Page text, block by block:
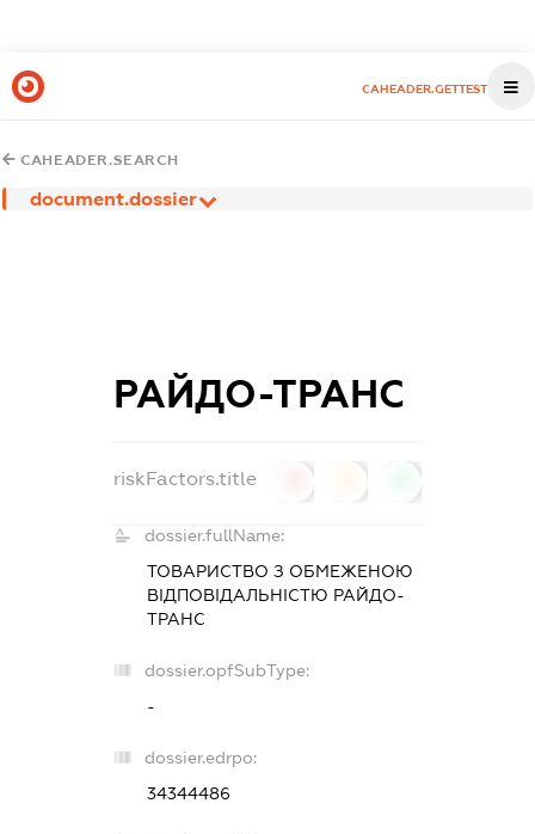
CAHEADER.GETTEST
CAHEADER.SEARCH
document.dossier
РАЙДО-ТРАНС
riskFactors.title
dossier.fullName:
ТОВАРИСТВО З ОБМЕЖЕНОЮ
ВІДПОВІДАЛЬНІСТЮ РАЙДО-
ТРАНС
dossier.opfSubType:
-
dossier.edrpo:
34344486